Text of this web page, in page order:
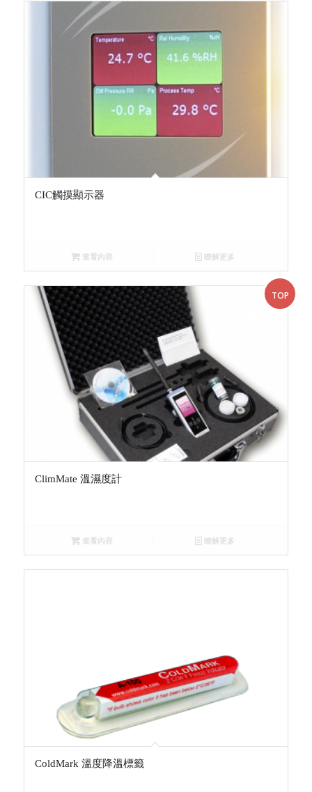
CIC觸摸顯示器
查看內容 瞭解更多
TOP
ClimMate 溫濕度計
查看內容 瞭解更多
ColdMark 溫度降溫標籤